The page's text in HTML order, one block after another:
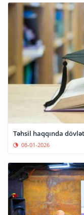
Təhsil haqqında
08-01-2026